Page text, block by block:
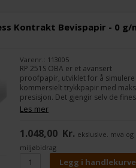
Kontrakt Bevispapir - 0 g/
Varenr.: 113005
RP 251S OBA er et avansert
proofpapir, utviklet for å simulere
kommersielt trykkpapir med
presisjon. Det gjengir selv de
skyggeforløp og detaljer i
fasen og er ideelt for profesjonelle
Les mer
1.048,00 Kr. ekslusive. mva og
miljøbidrag